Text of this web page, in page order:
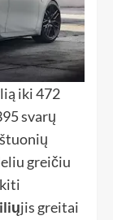
iki 472
svarų
greičiu
jis greitai